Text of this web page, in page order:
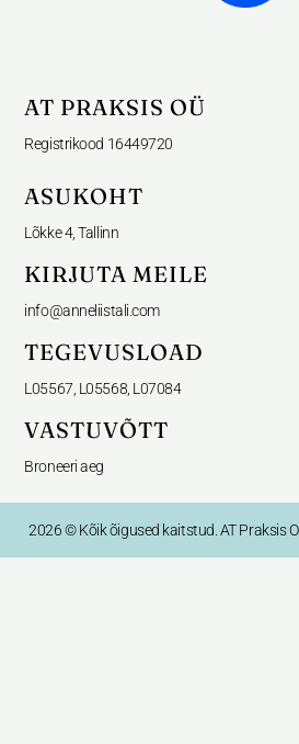
AT PRAKSIS OÜ
Registrikood 16449720
ASUKOHT
Lõkke 4, Tallinn
KIRJUTA MEILE
info@anneliistali.com
TEGEVUSLOAD
L05567, L05568, L07084
VASTUVÕTT
Broneeri aeg
2026 © Kõik õigused kaitstud. AT Praksis